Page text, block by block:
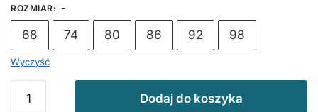
ROZMIAR: -
68 74 80 86 92 98
Wyczyść
Dwójka
Dodaj do koszyka